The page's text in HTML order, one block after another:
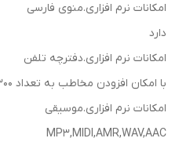
امکانات نرم افزاری.منوی فارسی
دارد
امکانات نرم افزاری.دفترچه تلفن
با امکان افزودن مخاطب به تعداد 300 عدد
امکانات نرم افزاری.موسیقی
MP3,MIDI,AMR,WAV,AAC